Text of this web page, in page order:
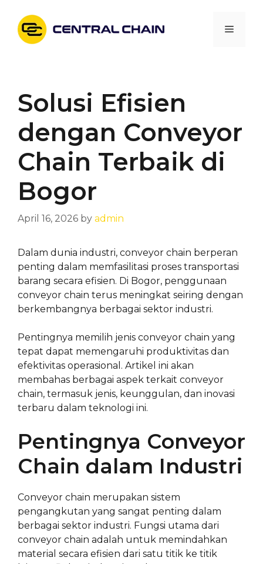
content
Menu
Solusi Efisien
dengan Conveyor
Chain Terbaik di
Bogor
April 16, 2026 by admin
Dalam dunia industri, conveyor chain berperan
penting dalam memfasilitasi proses transportasi
barang secara efisien. Di Bogor, penggunaan
conveyor chain terus meningkat seiring dengan
berkembangnya berbagai sektor industri.
Pentingnya memilih jenis conveyor chain yang
tepat dapat memengaruhi produktivitas dan
efektivitas operasional. Artikel ini akan
membahas berbagai aspek terkait conveyor
chain, termasuk jenis, keunggulan, dan inovasi
terbaru dalam teknologi ini.
Pentingnya Conveyor
Chain dalam Industri
Conveyor chain merupakan sistem
pengangkutan yang sangat penting dalam
berbagai sektor industri. Fungsi utama dari
conveyor chain adalah untuk memindahkan
material secara efisien dari satu titik ke titik